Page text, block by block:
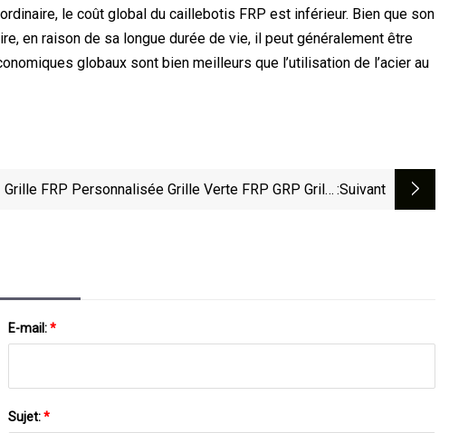
le coût global du caillebotis FRP est inférieur. Bien que son
en raison de sa longue durée de vie, il peut généralement être
globaux sont bien meilleurs que l’utilisation de l’acier au
Grille FRP Personnalisée Grille Verte FRP GRP Grille :suivant
E-mail:*
Sujet:*